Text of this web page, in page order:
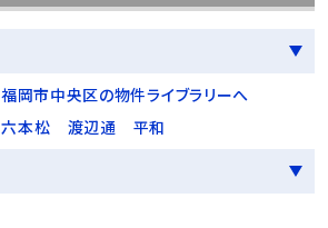
福岡市中央区の物件ライブラリーへ
六本松 渡辺通
平和